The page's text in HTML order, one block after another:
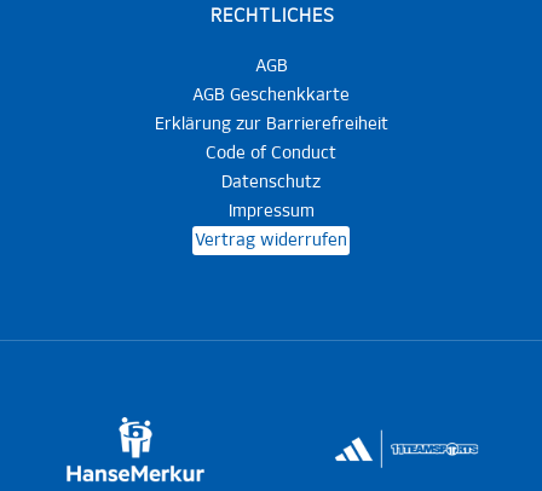
RECHTLICHES
AGB
AGB Geschenkkarte
Erklärung zur Barrierefreiheit
Code of Conduct
Datenschutz
Impressum
Vertrag widerrufen